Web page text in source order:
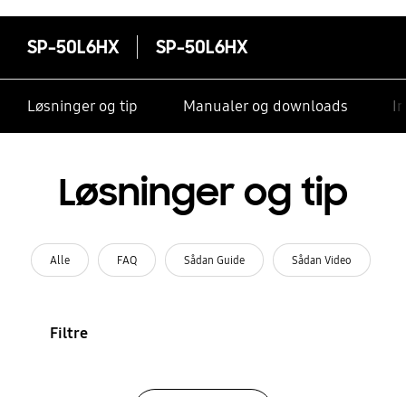
SP-50L6HX SP-50L6HX
Løsninger og tip Manualer og downloads
Løsninger og tip
Alle FAQ Sådan Guide Sådan Video
Filtre